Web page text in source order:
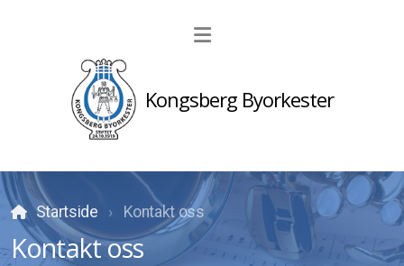
Kongsberg Byorkester
Startside Kontakt oss
Kontakt oss
Berggesellene
Dirigent